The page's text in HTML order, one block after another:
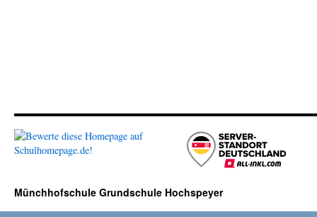
Münchhofschule Grundschule Hochspeyer